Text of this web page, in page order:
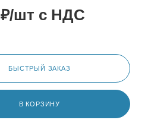
₽/шт с НДС
БЫСТРЫЙ ЗАКАЗ
В КОРЗИНУ